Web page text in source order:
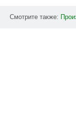
Смотрите также: